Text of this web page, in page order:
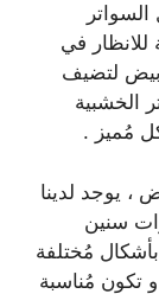
في
لتضيف
الخشبية
مُميز .
، يوجد لدينا
سنين
مُختلفة
و تكون مُناسبة